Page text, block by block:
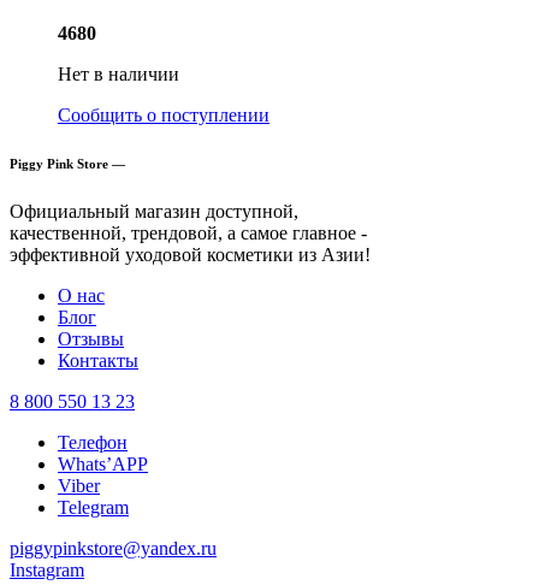
4680
Нет в наличии
Сообщить о поступлении
Piggy Pink Store —
Официальный магазин доступной,
качественной, трендовой, а самое главное -
эффективной уходовой косметики из Азии!
О нас
Блог
Отзывы
Контакты
8 800 550 13 23
Телефон
Whats’APP
Viber
Telegram
piggypinkstore@yandex.ru
Instagram